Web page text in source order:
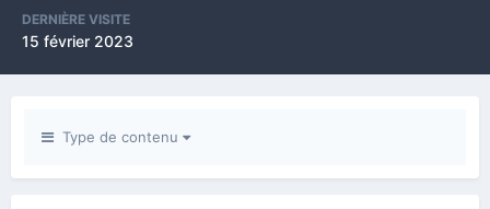
DERNIÈRE VISITE
15 février 2023
Type de contenu